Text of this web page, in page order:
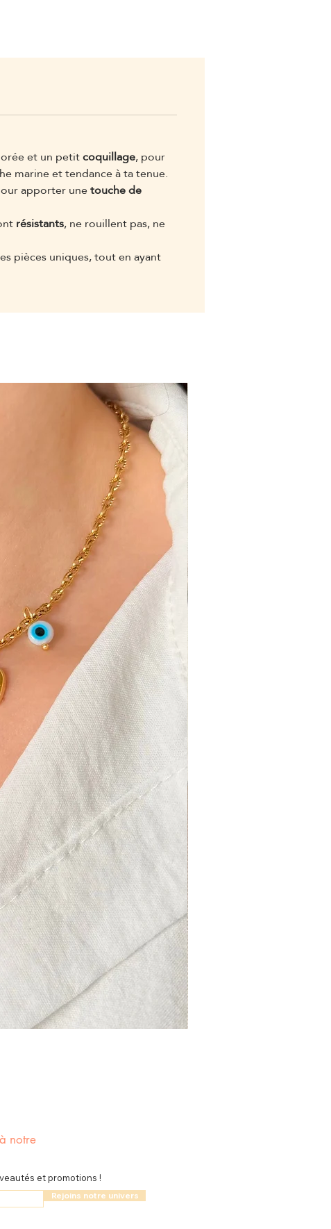
et un petitcoquillage, pour
marine et tendance à ta tenue.
apporter unetouche de
résistants, ne rouillent pas, ne
pièces uniques, tout en ayant
notre
et promotions !
Rejoins notre univers